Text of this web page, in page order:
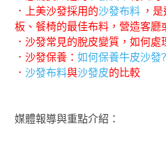
．上美沙發採用的沙發布料 ，
板、餐椅的最佳布料，營造客廳
．沙發常見的脫皮變質，如何處
．沙發保養： 如何保養牛皮沙發?
． 沙發布料與沙發皮的比較
媒體報導與重點介紹：